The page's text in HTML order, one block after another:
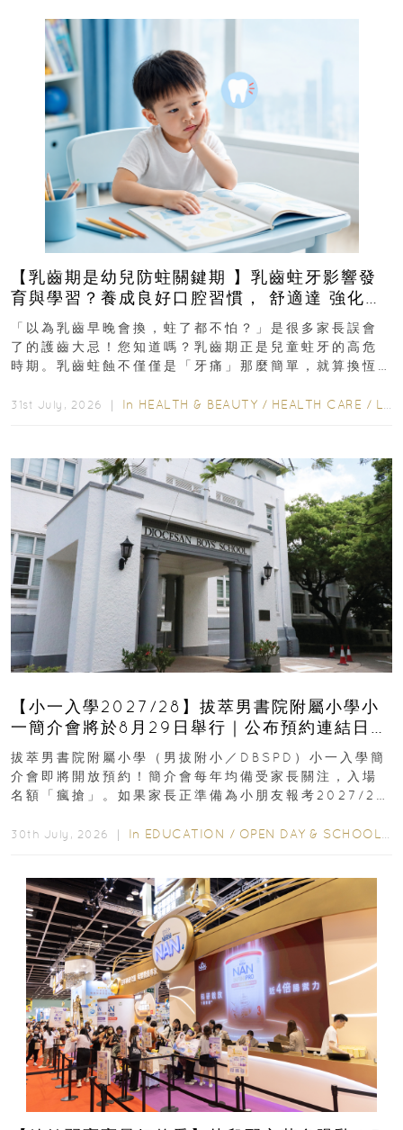
【乳齒期是幼兒防蛀關鍵期 】乳齒蛀牙影響發
育與學習？養成良好口腔習慣， 舒適達 強化琺
瑯質 兒童牙膏防護指南
「以為乳齒早晚會換，蛀了都不怕？」是很多家長誤會
了的護齒大忌！您知道嗎？乳齒期正是兒童蛀牙的高危
時期。乳齒蛀蝕不僅僅是「牙痛」那麼簡單，就算換恆
31st July, 2026 ｜ In HEALTH & BEAUTY / HEALTH CARE / LIFESTYLE
【小一入學2027/28】拔萃男書院附屬小學小
一簡介會將於8月29日舉行｜公布預約連結日期
｜更設有網上重溫
拔萃男書院附屬小學（男拔附小／DBSPD）小一入學簡
介會即將開放預約！簡介會每年均備受家長關注，入場
名額「瘋搶」。如果家長正準備為小朋友報考2027/28
30th July, 2026 ｜ In EDUCATION / OPEN DAY & SCHOOL EVENTS